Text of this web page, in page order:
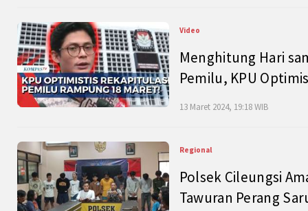
Video
Menghitung Hari
Pemilu, KPU
13 Maret 2024, 19:18 WIB
Regional
Polsek Cileungsi
Tawuran Perang